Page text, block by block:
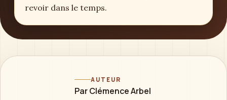
revoir dans le temps.
AUTEUR
Par Clémence Arbel